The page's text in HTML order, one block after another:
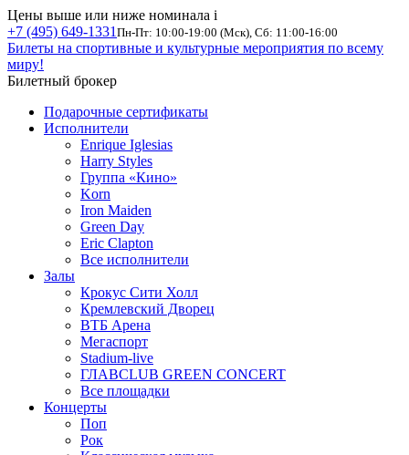
Цены выше или ниже номинала i
+7 (495) 649-1331 Пн-Пт: 10:00-19:00 (Мск), Сб: 11:00-16:00
Билеты на спортивные и культурные мероприятия по всему
миру!
Билетный брокер
Подарочные сертификаты
Исполнители
Enrique Iglesias
Harry Styles
Группа «Кино»
Korn
Iron Maiden
Green Day
Eric Clapton
Все исполнители
Залы
Крокус Сити Холл
Кремлевский Дворец
ВТБ Арена
Мегаспорт
Stadium-live
ГЛАВCLUB GREEN CONCERT
Все площадки
Концерты
Поп
Рок